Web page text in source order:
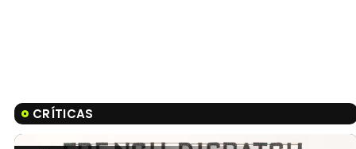
CRÍTICAS